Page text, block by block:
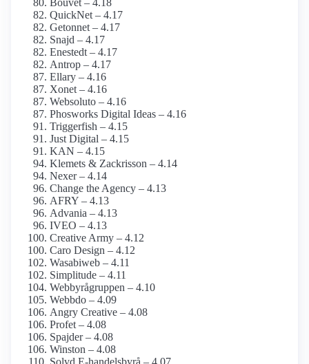
Bouvet – 4.18
QuickNet – 4.17
Getonnet – 4.17
Snajd – 4.17
Enestedt – 4.17
Antrop – 4.17
Ellary – 4.16
Xonet – 4.16
Websoluto – 4.16
Phosworks Digital Ideas – 4.16
Triggerfish – 4.15
Just Digital – 4.15
KAN – 4.15
Klemets & Zackrisson – 4.14
Nexer – 4.14
Change the Agency – 4.13
AFRY – 4.13
Advania – 4.13
IVEO – 4.13
Creative Army – 4.12
Caro Design – 4.12
Wasabiweb – 4.11
Simplitude – 4.11
Webbyrågruppen – 4.10
Webbdo – 4.09
Angry Creative – 4.08
Profet – 4.08
Spajder – 4.08
Winston – 4.08
Solvd E-handelsbyrå – 4.07